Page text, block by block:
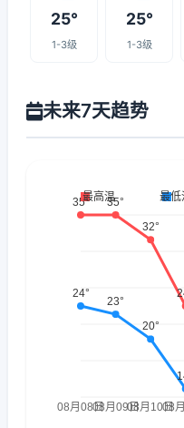
25°
1-3级
25°
1-3级
未来7天趋势